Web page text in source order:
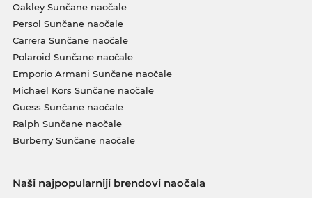
Oakley Sunčane naočale
Persol Sunčane naočale
Carrera Sunčane naočale
Polaroid Sunčane naočale
Emporio Armani Sunčane naočale
Michael Kors Sunčane naočale
Guess Sunčane naočale
Ralph Sunčane naočale
Burberry Sunčane naočale
Naši najpopularniji brendovi naočala